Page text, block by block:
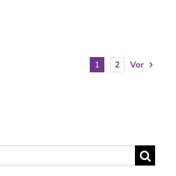
1 2 Vor